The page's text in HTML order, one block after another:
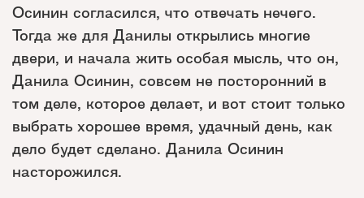
Осинин согласился, что отвечать нечего.
Тогда же для Данилы открылись многие
двери, и начала жить особая мысль, что он,
Данила Осинин, совсем не посторонний в
том деле, которое делает, и вот стоит только
выбрать хорошее время, удачный день, как
дело будет сделано. Данила Осинин
насторожился.